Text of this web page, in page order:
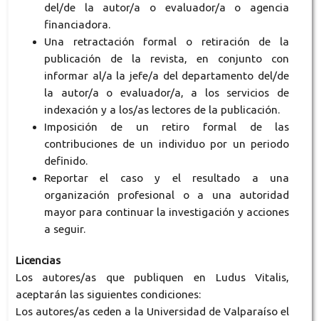
del/de la autor/a o evaluador/a o agencia
financiadora.
Una retractación formal o retiración de la
publicación de la revista, en conjunto con
informar al/a la jefe/a del departamento del/de
la autor/a o evaluador/a, a los servicios de
indexación y a los/as lectores de la publicación.
Imposición de un retiro formal de las
contribuciones de un individuo por un periodo
definido.
Reportar el caso y el resultado a una
organización profesional o a una autoridad
mayor para continuar la investigación y acciones
a seguir.
Licencias
Los autores/as que publiquen en Ludus Vitalis,
aceptarán las siguientes condiciones:
Los autores/as ceden a la Universidad de Valparaíso el